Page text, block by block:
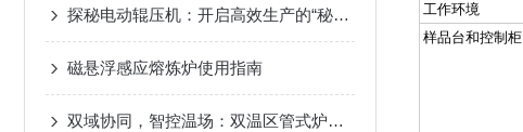
探秘电动辊压机：开启高效生产的“秘密引擎”
磁悬浮感应熔炼炉使用指南
双域协同，智控温场：双温区管式炉的工艺革新
工作环境
样品台和控制柜